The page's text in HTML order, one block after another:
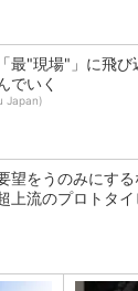
最"現場"」に飛び
でいく
Japan)
望をうのみにす
上流のプロトタイ